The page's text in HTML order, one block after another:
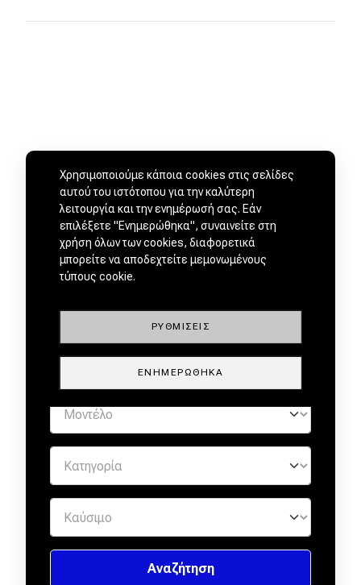
ΜΕΤΑΧΕΙΡΙΣΜΕΝΑ ΑΠΟ
ΕΜΠΙΣΤΟΥΣ ΕΜΠΟΡΟΥΣ by
Χρησιμοποιούμε κάποια cookies στις σελίδες
αυτού του ιστότοπου για την καλύτερη
λειτουργία και την ενημέρωσή σας. Εάν
επιλέξετε "Ενημερώθηκα", συναινείτε στη
χρήση όλων των cookies, διαφορετικά
μπορείτε να αποδεχτείτε μεμονωμένους
τύπους cookie.
ΡΥΘΜΊΣΕΙΣ
ΕΝΗΜΕΡΏΘΗΚΑ